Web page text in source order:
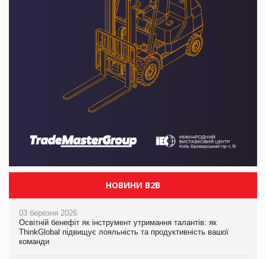
НОВИНИ B2B
03 березня 2026
Освітній бенефіт як інструмент утримання талантів: як
ThinkGlobal підвищує лояльність та продуктивність вашої
команди